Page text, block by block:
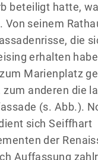
beteiligt hatte,
Von seinem
die
erhalten
Marienplatz
anderen die
(s. Abb.).
sich Seiffhart
der
Auffassung